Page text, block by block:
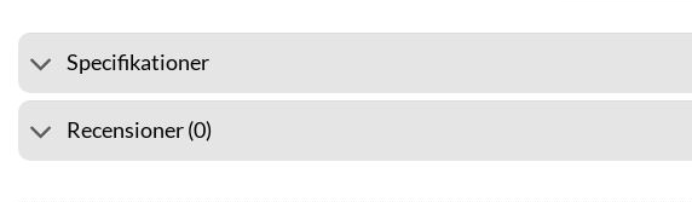
Specifikationer
Recensioner (0)